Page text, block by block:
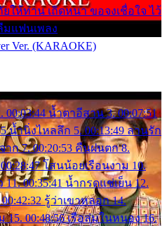
ห้ท่าน เถิดหนา ขอจงเชื่อใจ ไว้
มแฟนเพลง
Ver. (KARAOKE)
00:03:44 น้ำตาอีสาน 3. 00:07:51
น้ำนิ่งไหลลึก 5. 00:13:49 ลานรัก
าก 7. 00:20:53 คืนฝนตก 8.
โสนน้อยเรือนงาม 10.
00:35:41 น้ำกรดแช่เย็น 12.
รู้ว่าเขาหลอก 14.
00:48:56 เรือล่มในหนอง 16.